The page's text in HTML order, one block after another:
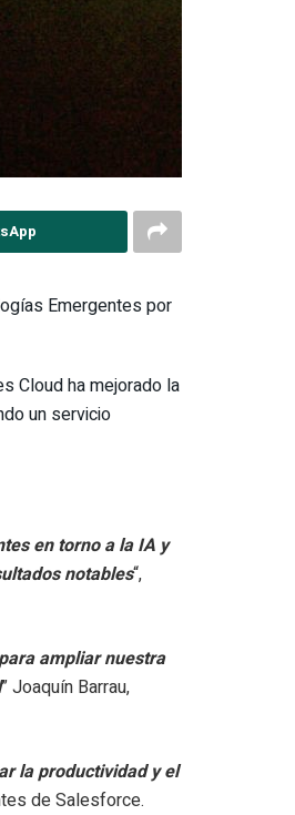
Emergentes por
Cloud ha mejorado la
un servicio
en torno a la IA y
notables“,
ampliar nuestra
” Joaquín Barrau,
la productividad y el
de Salesforce.